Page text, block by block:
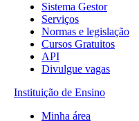
Sistema Gestor
Serviços
Normas e legislação
Cursos Gratuitos
API
Divulgue vagas
Instituição de Ensino
Minha área